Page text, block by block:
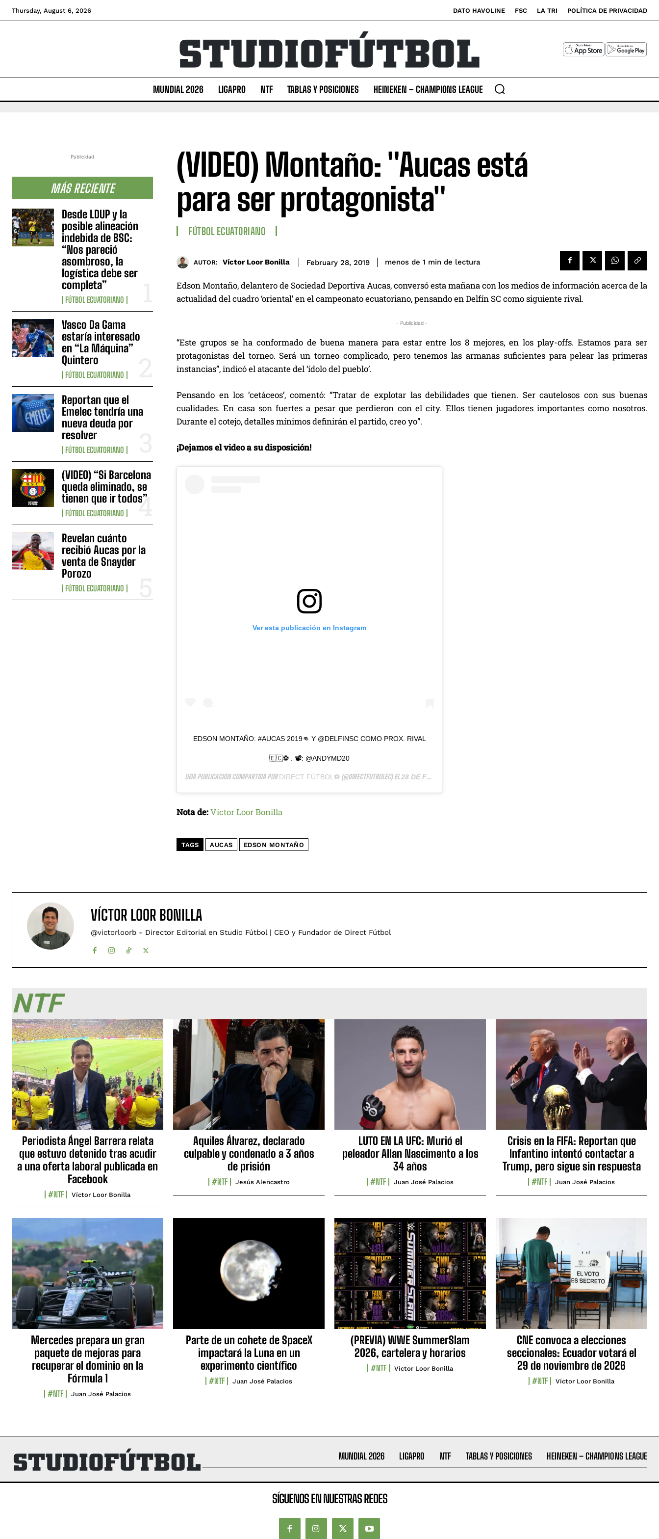
Thursday, August 6, 2026 DATO HAVOLINE FSC LA TRI POLÍTICA DE PRIVACIDAD
MUNDIAL 2026 LIGAPRO NTF TABLAS Y POSICIONES HEINEKEN – CHAMPIONS LEAGUE
Publicidad
MÁS RECIENTE
Desde LDUP y la
posible alineación
indebida de BSC:
“Nos pareció
asombroso, la
logística debe ser
completa”
FÚTBOL ECUATORIANO
Vasco Da Gama
estaría interesado
en “La Máquina”
Quintero
FÚTBOL ECUATORIANO
Reportan que el
Emelec tendría una
nueva deuda por
resolver
FÚTBOL ECUATORIANO
(VIDEO) “Si Barcelona
queda eliminado, se
tienen que ir todos”
FÚTBOL ECUATORIANO
Revelan cuánto
recibió Aucas por la
venta de Snayder
Porozo
FÚTBOL ECUATORIANO
(VIDEO) Montaño: "Aucas está
para ser protagonista"
FÚTBOL ECUATORIANO
AUTOR: Víctor Loor Bonilla February 28, 2019 menos de 1 min de lectura
Edson Montaño, delantero de Sociedad Deportiva Aucas, conversó esta mañana con los medios de información acerca de la
actualidad del cuadro ‘oriental’ en el campeonato ecuatoriano, pensando en Delfín SC como siguiente rival.
- Publicidad -
“Este grupos se ha conformado de buena manera para estar entre los 8 mejores, en los play-offs. Estamos para ser
protagonistas del torneo. Será un torneo complicado, pero tenemos las armanas suficientes para pelear las primeras
instancias”, indicó el atacante del ‘ídolo del pueblo’.
Pensando en los ‘cetáceos’, comentó: “Tratar de explotar las debilidades que tienen. Ser cautelosos con sus buenas
cualidades. En casa son fuertes a pesar que perdieron con el city. Ellos tienen jugadores importantes como nosotros.
Durante el cotejo, detalles mínimos definirán el partido, creo yo”.
¡Dejamos el video a su disposición!
Ver esta publicación en Instagram
EDSON MONTAÑO: #AUCAS 2019👊 Y @DELFINSC COMO PROX. RIVAL
🇪🇨⚽️ . 📽: @ANDYMD20
UNA PUBLICACIÓN COMPARTIDA PORDIRECT FÚTBOL⚽️ (@DIRECTFUTBOLEC) EL28 DE FEB DE 2019 A LAS 8:28 PST
Nota de:Víctor Loor Bonilla
TAGS AUCAS EDSON MONTAÑO
VÍCTOR LOOR BONILLA
@victorloorb - Director Editorial en Studio Fútbol | CEO y Fundador de Direct Fútbol
NTF
Periodista Ángel Barrera relata
que estuvo detenido tras acudir
a una oferta laboral publicada en
Facebook
#NTF Víctor Loor Bonilla
Aquiles Álvarez, declarado
culpable y condenado a 3 años
de prisión
#NTF Jesús Alencastro
LUTO EN LA UFC: Murió el
peleador Allan Nascimento a los
34 años
#NTF Juan José Palacios
Crisis en la FIFA: Reportan que
Infantino intentó contactar a
Trump, pero sigue sin respuesta
#NTF Juan José Palacios
Mercedes prepara un gran
paquete de mejoras para
recuperar el dominio en la
Fórmula 1
#NTF Juan José Palacios
Parte de un cohete de SpaceX
impactará la Luna en un
experimento científico
#NTF Juan José Palacios
(PREVIA) WWE SummerSlam
2026, cartelera y horarios
#NTF Víctor Loor Bonilla
CNE convoca a elecciones
seccionales: Ecuador votará el
29 de noviembre de 2026
#NTF Víctor Loor Bonilla
MUNDIAL 2026 LIGAPRO NTF TABLAS Y POSICIONES HEINEKEN – CHAMPIONS LEAGUE
SÍGUENOS EN NUESTRAS REDES